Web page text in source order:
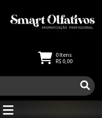
0Itens
R$ 0,00